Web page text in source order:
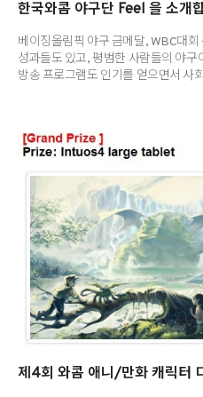
한국와콤 야구단 Feel 을 소개
베이징올림픽 야구 금메달, WBC대
성과들도 있고, 평범한 사람들의 야
방송 프로그램도 인기를 얻으면서 사
사회인 야구, 직장인 야구 동호회 열풍
직장인 야구대회 출전 및 우승!을 목표
가을 한파가 몰아친 날 한국와콤의
모였습니다. 남녀노소 불문하고, 야
제4회 와콤 애니/만화 캐릭터